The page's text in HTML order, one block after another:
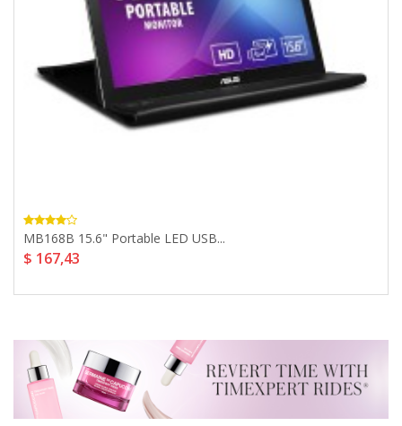
MB168B 15.6" Portable LED USB...
$ 167,43